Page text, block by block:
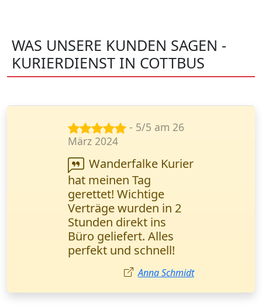
WAS UNSERE KUNDEN SAGEN -
KURIERDIENST IN COTTBUS
- 5/5 am 23
Juni 2024
Ihr Kurierdienst
steht für
Zuverlässigkeit. Alle
Sendungen werden
pünktlich geliefert, und
unsere Kunden sind
zufrieden. Petrović
Vertriebsmanagerin,
Leipzig.